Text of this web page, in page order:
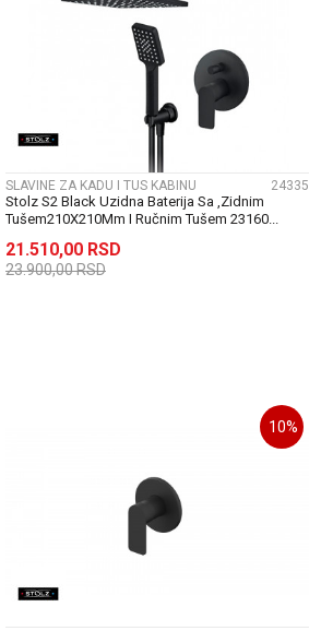
UPOREDI
SLAVINE ZA KADU I TUS KABINU 24335
Stolz S2 Black Uzidna Baterija Sa ,Zidnim
Tušem210X210Mm I Ručnim Tušem 23160...
21.510,00 RSD
23.900,00RSD
UPOREDI
10%